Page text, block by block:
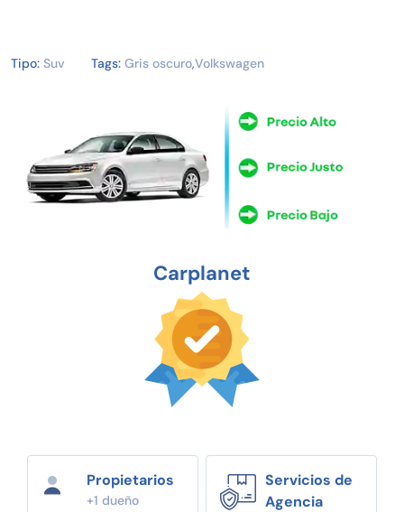
Tipo: Suv Tags: Gris oscuro,Volkswagen
Carplanet
Propietarios
+1 dueño
Servicios de
Agencia